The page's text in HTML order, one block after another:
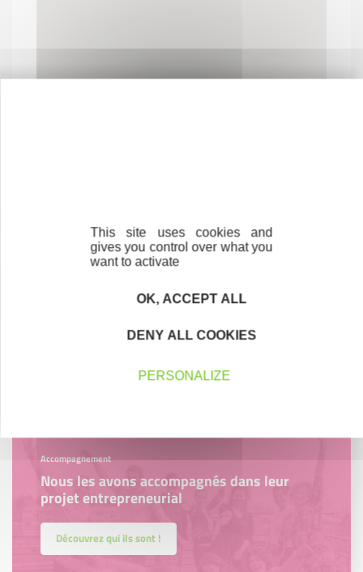
Trouvez à qui vous adresser
Créateurs, repreneurs, vos interlocuteurs en
Accompagnement
Nous les avons accompagnés dans leur
projet entrepreneurial
Découvrez qui ils sont !
This site uses cookies and
gives you control over what you
want to activate
OK, ACCEPT ALL
DENY ALL COOKIES
PERSONALIZE